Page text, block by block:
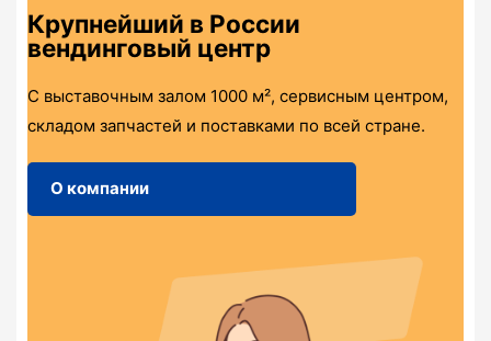
Крупнейший в России
вендинговый центр
С выставочным залом 1000 м², сервисным центром,
складом запчастей и поставками по всей стране.
О компании